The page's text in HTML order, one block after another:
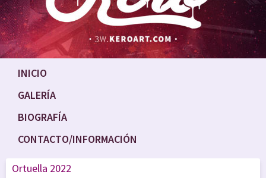
INICIO
GALERÍA
BIOGRAFÍA
CONTACTO/INFORMACIÓN
Ortuella 2022